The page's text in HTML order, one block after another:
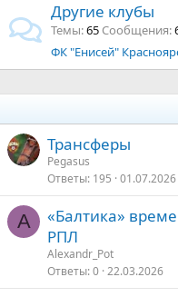
Другие клубы
Темы 65 Сообщения
ФК "Енисей"
Трансферы
Pegasus
Ответы 195 01.07.2026
A
«Балтика»
РПЛ
Alexandr_Pot
Ответы 0 22.03.2026